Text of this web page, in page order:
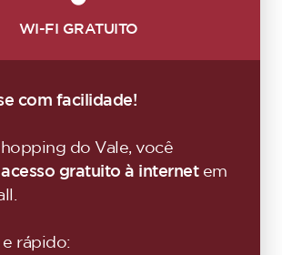
WI-FI GRATUITO
com facilidade!
do Vale, você
acesso gratuito à internetem
e rápido: